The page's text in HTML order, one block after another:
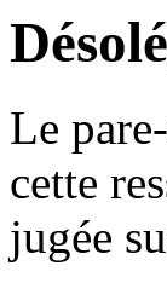
Le
cette
jugée